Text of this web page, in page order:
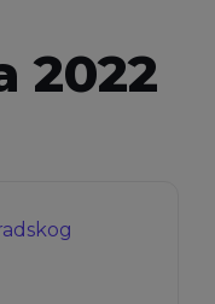
2022